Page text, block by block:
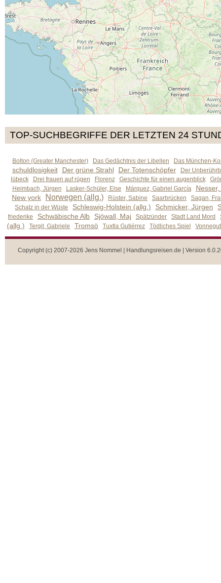
TOP-SUCHBEGRIFFE DER LETZTEN 24
Bolton (Greater Manchester) Das Gedächtnis der Libellen Das München-
schuldlosigkeit Der grüne Strahl Der Totenschöpfer
Der
lübeck
Drei frauen auf rügen Florenz Geschichte für einen augenblick
Heimbach, Jürgen
Lasker-Schüler, Else Márquez, Gabriel García
New york
Norwegen (allg.) Rüster, Sabine Saarbrücken
Sagan,
Schatz in der Wüste
Schleswig-Holstein (allg.) Schmicker, Jürgen
friederike Schwäbische Alb Sjöwall, Maj Spätzünder Stadt Land Mord
(allg.) Tergit, Gabriele Tromsö Tuxtla Gutiérrez Tödliches Spiel
Copyright (c) 2007-2026 Jens Nommel | Handlungsreisen.de | Version